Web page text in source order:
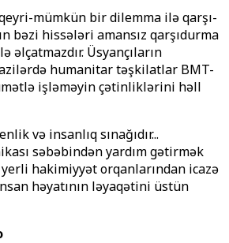
mümkün bir dilemma ilə qarşı-
bəzi hissələri amansız qarşıdurma
əlçatmazdır. Üsyançıların
humanitar təşkilatlar BMT-
işləməyin çətinliklərini həll
və insanlıq sınağıdır...
səbəbindən yardım gətirmək
hakimiyyət orqanlarından icazə
həyatının ləyaqətini üstün